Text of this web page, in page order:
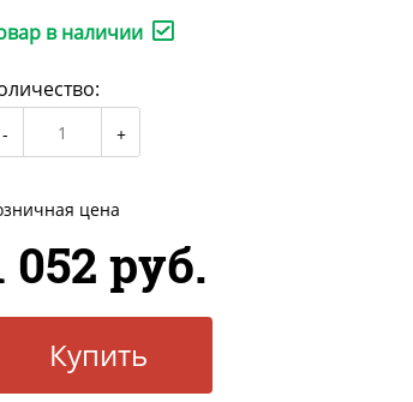
в наличии
цена
052 руб.
Купить